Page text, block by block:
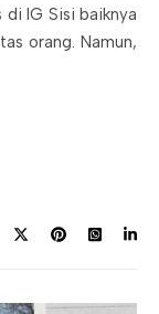
IG Sisi baiknya
orang. Namun,